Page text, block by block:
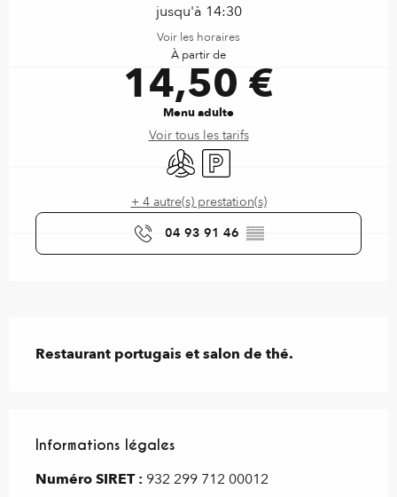
jusqu'à 14:30
Voir les horaires
À partir de
14,50 €
Menu adulte
Voir tous les tarifs
Air conditionné
Parking
+ 4 autre(s) prestation(s)
04 93 91 46 ▒▒
Restaurant portugais et salon de thé.
Informations légales
Informations légales
Numéro SIRET : 932 299 712 00012